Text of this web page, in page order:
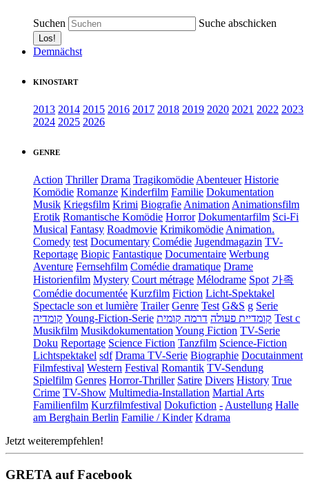
Suchen Suche abschicken
Demnächst
KINOSTART
2013 2014 2015 2016 2017 2018 2019 2020 2021 2022 2023
2024 2025 2026
GENRE
Action Thriller Drama Tragikomödie Abenteuer Historie
Komödie Romanze Kinderfilm Familie Dokumentation
Musik Kriegsfilm Krimi Biografie Animation Animationsfilm
Erotik Romantische Komödie Horror Dokumentarfilm Sci-Fi
Musical Fantasy Roadmovie Krimikomödie Animation.
Comedy test Documentary Comédie Jugendmagazin TV-
Reportage Biopic Fantastique Documentaire Werbung
Aventure Fernsehfilm Comédie dramatique Drame
Historienfilm Mystery Court métrage Mélodrame Spot 가족
Comédie documentée Kurzfilm Fiction Licht-Spektakel
Spectacle son et lumière Trailer Genre Test G&S g Serie
קומדיה Young-Fiction-Serie קומדיית פעולה דרמה קומית
Test c
Musikfilm Musikdokumentation Young Fiction TV-Serie
Doku Reportage Science Fiction Tanzfilm Science-Fiction
Lichtspektakel sdf Drama TV-Serie Biographie Docutainment
Filmfestival Western Festival Romantik TV-Sendung
Spielfilm Genres Horror-Thriller Satire Divers History True
Crime TV-Show Multimedia-Installation Martial Arts
Familienfilm Kurzfilmfestival Dokufiction - Austellung Halle
am Berghain Berlin Familie / Kinder Kdrama
Jetzt weiterempfehlen!
GRETA auf Facebook